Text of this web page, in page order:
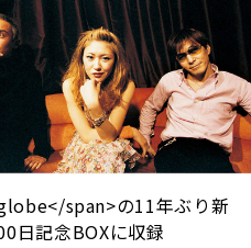
span>の11年ぶり新
日記念BOXに収録